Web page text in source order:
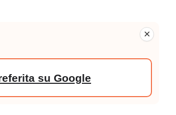
×
su Google